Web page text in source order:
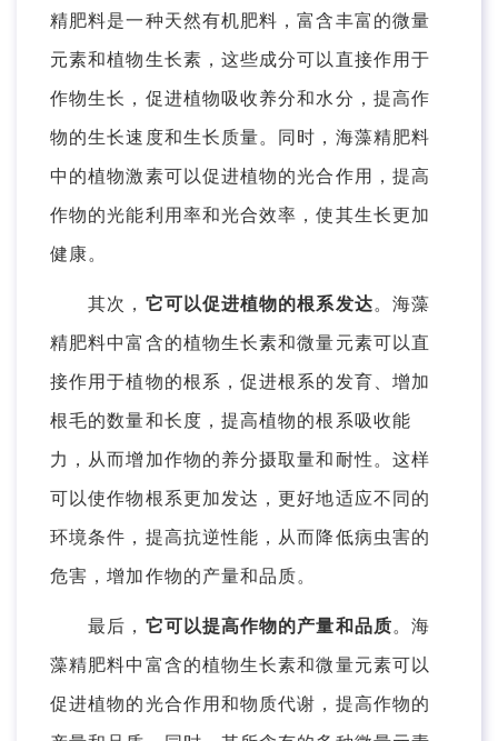
精肥料是一种天然有机肥料，富含丰富的微量
元素和植物生长素，这些成分可以直接作用于
作物生长，促进植物吸收养分和水分，提高作
物的生长速度和生长质量。同时，海藻精肥料
中的植物激素可以促进植物的光合作用，提高
作物的光能利用率和光合效率，使其生长更加
健康。
其次， 它可以促进植物的根系发达。海藻
精肥料中富含的植物生长素和微量元素可以直
接作用于植物的根系，促进根系的发育、增加
根毛的数量和长度，提高植物的根系吸收能
力，从而增加作物的养分摄取量和耐性。这样
可以使作物根系更加发达，更好地适应不同的
环境条件，提高抗逆性能，从而降低病虫害的
危害，增加作物的产量和品质。
最后， 它可以提高作物的产量和品质。海
藻精肥料中富含的植物生长素和微量元素可以
促进植物的光合作用和物质代谢，提高作物的